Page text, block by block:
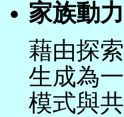
家族動
藉由探
生成為
模式與